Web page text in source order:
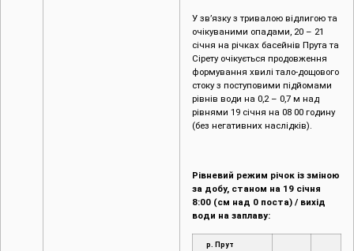
У зв’язку з тривалою відлигою та
очікуваними опадами, 20 – 21
січня на річках басейнів Прута та
Сірету очікується продовження
формування хвилі тало-дощового
стоку з поступовими підйомами
рівнів води на 0,2 – 0,7 м над
рівнями 19 січня на 08 00 годину
(без негативних наслідків).
Рівневий режим річок із зміною
за добу, станом на 19 січня
8:00 (см над 0 поста) / вихід
води на заплаву:
р. Прут